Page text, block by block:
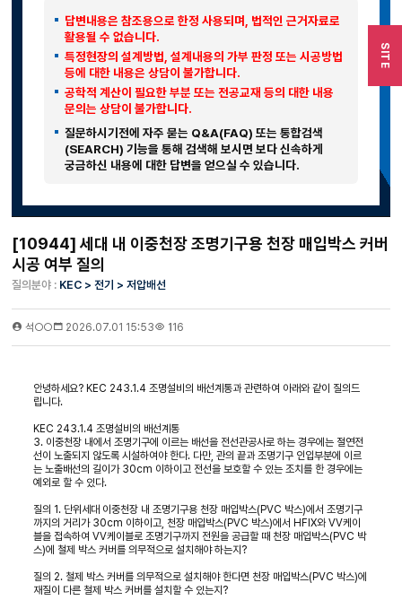
SITE
답변내용은 참조용으로 한정 사용되며, 법적인 근거자료로
활용될 수 없습니다.
특정현장의 설계방법, 설계내용의 가부 판정 또는 시공방법
등에 대한 내용은 상담이 불가합니다.
공학적 계산이 필요한 부분 또는 전공교재 등의 대한 내용
문의는 상담이 불가합니다.
질문하시기전에 자주 묻는 Q&A(FAQ) 또는 통합검색
(SEARCH) 기능을 통해 검색해 보시면 보다 신속하게
궁금하신 내용에 대한 답변을 얻으실 수 있습니다.
[10944] 세대 내 이중천장 조명기구용 천장 매입박스 커버
시공 여부 질의
질의분야 : KEC > 전기 > 저압배선
석○○ 2026.07.01 15:53 116
안녕하세요? KEC 243.1.4 조명설비의 배선계통과 관련하여 아래와 같이 질의드
립니다.
KEC 243.1.4 조명설비의 배선계통
3. 이중천장 내에서 조명기구에 이르는 배선을 전선관공사로 하는 경우에는 절연전
선이 노출되지 않도록 시설하여야 한다. 다만, 관의 끝과 조명기구 인입부분에 이르
는 노출배선의 길이가 30cm 이하이고 전선을 보호할 수 있는 조치를 한 경우에는
예외로 할 수 있다.
질의 1. 단위세대 이중천장 내 조명기구용 천장 매입박스(PVC 박스)에서 조명기구
까지의 거리가 30cm 이하이고, 천장 매입박스(PVC 박스)에서 HFIX와 VV케이
블을 접속하여 VV케이블로 조명기구까지 전원을 공급할 때 천장 매입박스(PVC 박
스)에 철제 박스 커버를 의무적으로 설치해야 하는지?
질의 2. 철제 박스 커버를 의무적으로 설치해야 한다면 천장 매입박스(PVC 박스)에
재질이 다른 철제 박스 커버를 설치할 수 있는지?